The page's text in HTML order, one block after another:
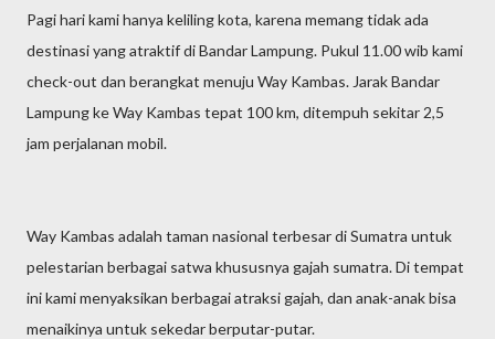
Pagi hari kami hanya keliling kota, karena memang tidak ada
destinasi yang atraktif di Bandar Lampung. Pukul 11.00 wib kami
check-out dan berangkat menuju Way Kambas. Jarak Bandar
Lampung ke Way Kambas tepat 100 km, ditempuh sekitar 2,5
jam perjalanan mobil.
Way Kambas adalah taman nasional terbesar di Sumatra untuk
pelestarian berbagai satwa khususnya gajah sumatra. Di tempat
ini kami menyaksikan berbagai atraksi gajah, dan anak-anak bisa
menaikinya untuk sekedar berputar-putar.